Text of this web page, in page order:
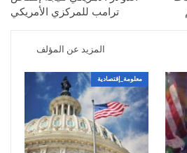
ترامب للمركزي الأمريكي
المزيد عن المؤلف
معلومة_إقتصادية